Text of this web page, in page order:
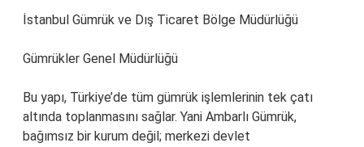
İstanbul Gümrük ve Dış Ticaret Bölge Müdürlüğü
Gümrükler Genel Müdürlüğü
Bu yapı, Türkiye’de tüm gümrük işlemlerinin tek çatı
altında toplanmasını sağlar. Yani Ambarlı Gümrük,
bağımsız bir kurum değil; merkezi devlet